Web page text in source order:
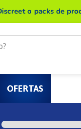
o packs de
OFERTAS